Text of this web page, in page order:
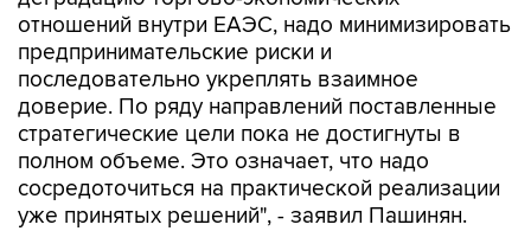
отношений внутри ЕАЭС, надо минимизировать
предпринимательские риски и
последовательно укреплять взаимное
доверие. По ряду направлений поставленные
стратегические цели пока не достигнуты в
полном объеме. Это означает, что надо
сосредоточиться на практической реализации
уже принятых решений", - заявил Пашинян.